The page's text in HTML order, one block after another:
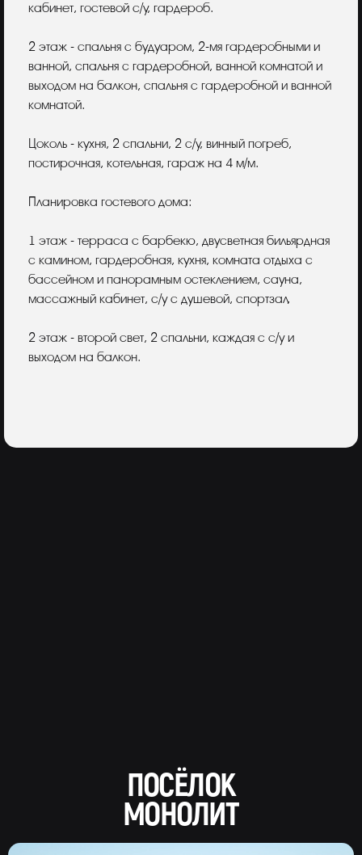
кабинет, гостевой с/у, гардероб.
2 этаж - спальня с будуаром, 2-мя гардеробными и
ванной, спальня с гардеробной, ванной комнатой и
выходом на балкон, спальня с гардеробной и ванной
комнатой.
Цоколь - кухня, 2 спальни, 2 с/у, винный погреб,
постирочная, котельная, гараж на 4 м/м.
Планировка гостевого дома:
1 этаж - терраса с барбекю, двусветная бильярдная
с камином, гардеробная, кухня, комната отдыха с
бассейном и панорамным остеклением, сауна,
массажный кабинет, с/у с душевой, спортзал,
2 этаж - второй свет, 2 спальни, каждая с с/у и
выходом на балкон.
ПОСЁЛОК
МОНОЛИТ